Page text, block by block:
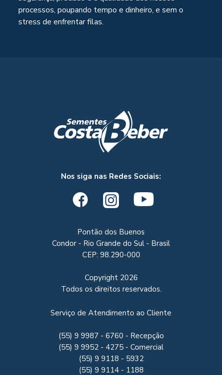
processos, poupando tempo e dinheiro, e sem o
stress de enfrentar filas.
Nos siga nas Redes Sociais:
Pontão dos Buenos
Condor - Rio Grande do Sul - Brasil
CEP: 98.290-000
Copyright 2026
Todos os direitos reservados.
Serviço de Atendimento ao Cliente
(55) 9 9987 - 6760 - Recepção
(55) 9 9952 - 4275 - Comercial
(55) 9 9118 - 5932
(55) 9 9114 - 1188